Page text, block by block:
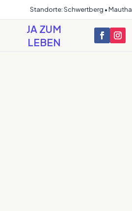
Standorte: Schwertberg •
JA ZUM
LEBEN